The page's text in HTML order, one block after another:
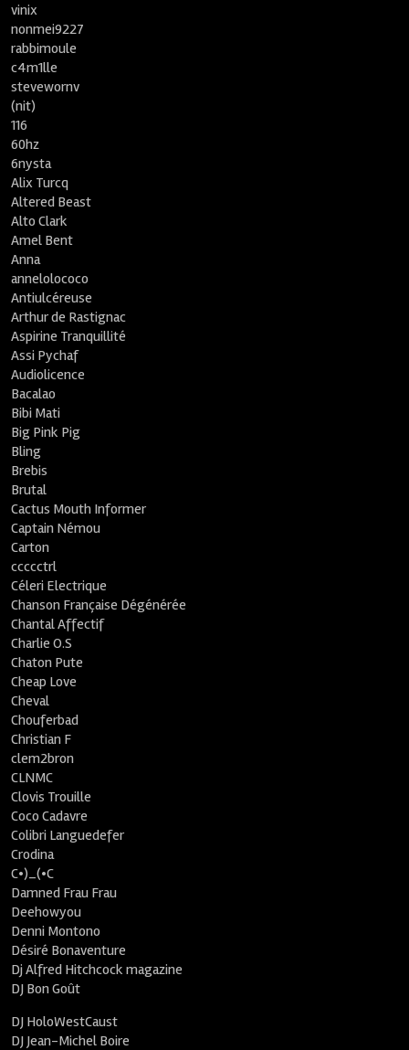
vinix
nonmei9227
rabbimoule
c4m1lle
stevewornv
(nit)
116
60hz
6nysta
Alix Turcq
Altered Beast
Alto Clark
Amel Bent
Anna
annelolococo
Antiulcéreuse
Arthur de Rastignac
Aspirine Tranquillité
Assi Pychaf
Audiolicence
Bacalao
Bibi Mati
Big Pink Pig
Bling
Brebis
Brutal
Cactus Mouth Informer
Captain Némou
Carton
ccccctrl
Céleri Electrique
Chanson Française Dégénérée
Chantal Affectif
Charlie O.S
Chaton Pute
Cheap Love
Cheval
Chouferbad
Christian F
clem2bron
CLNMC
Clovis Trouille
Coco Cadavre
Colibri Languedefer
Crodina
C•)_(•C
Damned Frau Frau
Deehowyou
Denni Montono
Désiré Bonaventure
Dj Alfred Hitchcock magazine
DJ Bon Goût
DJ HoloWestCaust
DJ Jean-Michel Boire